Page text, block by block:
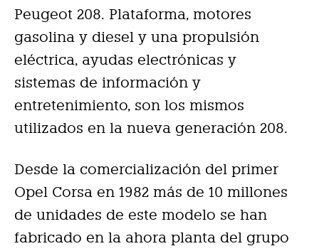
Peugeot 208. Plataforma, motores
gasolina y diesel y una propulsión
eléctrica, ayudas electrónicas y
sistemas de información y
entretenimiento, son los mismos
utilizados en la nueva generación 208.
Desde la comercialización del primer
Opel Corsa en 1982 más de 10 millones
de unidades de este modelo se han
fabricado en la ahora planta del grupo